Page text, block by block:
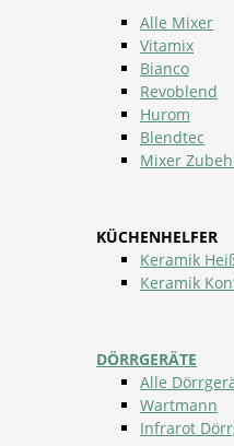
Alle Mixer
Vitamix
Bianco
Revoblend
Hurom
Blendtec
Mixer
KÜCHENHELFER
Keramik
Keramik
DÖRRGERÄTE
Alle
Wartmann
Infrarot